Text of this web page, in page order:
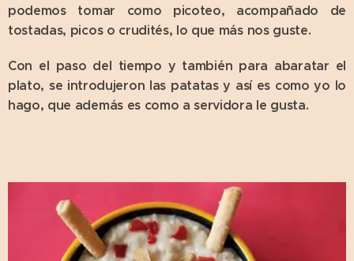
podemos tomar como picoteo, acompañado de
tostadas, picos o crudités, lo que más nos guste.
Con el paso del tiempo y también para abaratar el
plato, se introdujeron las patatas y así es como yo lo
hago, que además es como a servidora le gusta.